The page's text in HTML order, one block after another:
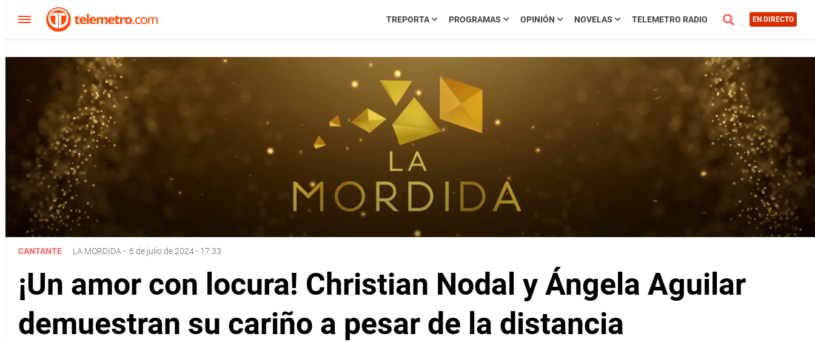
TREPORTA PROGRAMAS OPINIÓN NOVELAS TELEMETRO RADIO EN DIRECTO
CANTANTE LA MORDIDA - 6 de julio de 2024 - 17:33
¡Un amor con locura! Christian Nodal y Ángela Aguilar
demuestran su cariño a pesar de la distancia